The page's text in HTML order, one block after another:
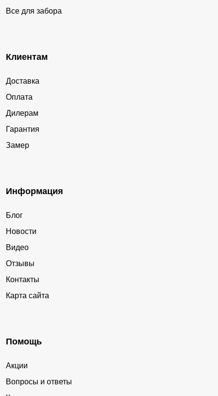
Все для забора
Клиентам
Доставка
Оплата
Дилерам
Гарантия
Замер
Информация
Блог
Новости
Видео
Отзывы
Контакты
Карта сайта
Помощь
Акции
Вопросы и ответы